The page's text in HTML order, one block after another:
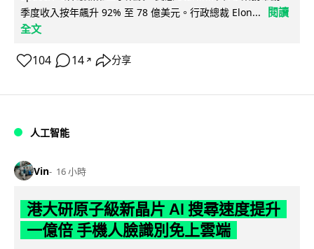
季度收入按年飆升 92% 至 78 億美元。行政總裁 Elon...
閱讀
全文
104 14 ↗ 分享
人工智能
Vin 16 小時
港大研原子級新晶片 AI 搜尋速度提升
一億倍 手機人臉識別免上雲端